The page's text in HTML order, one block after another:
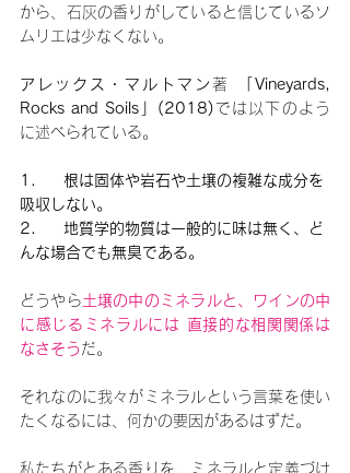
から、石灰の香りがしていると信じているソ
ムリエは少なくない。
アレックス・マルトマン 著
「Vineyards,
Rocks and Soils」(2018) では以下のよう
に述べられている。
1.     根は固体や岩石や土壌の複雑な成分を
吸収しない。
2.     地質学的物質は一般的に味は無く、ど
んな場合でも無臭である。
どうやら土壌の中のミネラルと、ワインの中
に感じるミネラルには 直接的な相関関係は
なさそう だ。
それなのに我々がミネラルという言葉を使い
たくなるには、何かの要因があるはずだ。
私たちがとある香りを、ミネラルと定義づけ